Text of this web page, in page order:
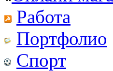
Работа
Портфолио
Спорт